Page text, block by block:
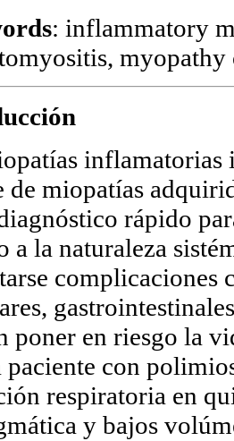
: inflammatory
inflamatorias
de miopatías
rápido
a la naturaleza
complicaciones
poner en riesgo la
paciente con
respiratoria en
y bajos